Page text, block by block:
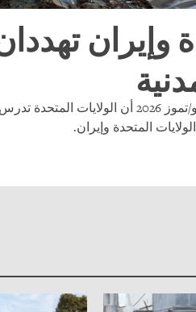
وإيران
أعلن الرئيس دونالد ترامب في 24 يوليو/
المتحدة وإيران.